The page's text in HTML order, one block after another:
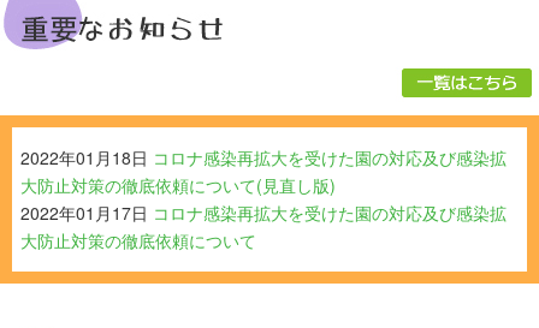
2022年01月18日 コロナ感染再拡大を受けた園の対応及び感染拡
大防止対策の徹底依頼について(見直し版)
2022年01月17日 コロナ感染再拡大を受けた園の対応及び感染拡
大防止対策の徹底依頼について